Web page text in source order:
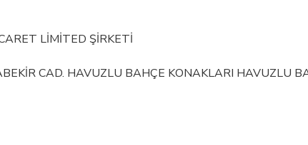
LİMİTED ŞİRKETİ
CAD. HAVUZLU BAHÇE KONAKLARI HAVUZLU